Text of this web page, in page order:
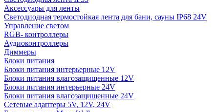
Аксессуары для ленты
Светодиодная термостойкая лента для бани, сауны IP68 24V
Управление светом
RGB- контроллеры
Аудиоконтроллеры
Диммеры
Блоки питания
Блоки питания интерьерные 12V
Блоки питания влагозащищенные 12V
Блоки питания интерьерные 24V
Блоки питания влагозащищенные 24V
Сетевые адаптеры 5V, 12V, 24V